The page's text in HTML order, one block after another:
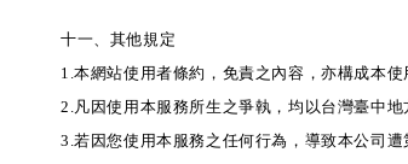
十一、其他規定
1.本網站使用者條約，免責之內容，亦構成本使
2.凡因使用本服務所生之爭執，均以台灣臺中地
3.若因您使用本服務之任何行為，導致本公司